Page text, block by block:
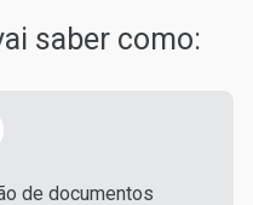
saber como:
de documentos